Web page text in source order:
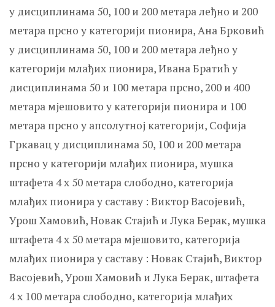
у дисциплинама 50, 100 и 200 метара леђно и 200
метара прсно у категорији пионира, Ана Брковић
у дисциплинама 50, 100 и 200 метара леђно у
категорији млађих пионира, Ивана Братић у
дисциплинама 50 и 100 метара прсно, 200 и 400
метара мјешовито у категорији пионира и 100
метара прсно у апсолутној категорији, Софија
Гркавац у дисциплинама 50, 100 и 200 метара
прсно у категорији млађих пионира, мушка
штафета 4 x 50 метара слободно, категорија
млађих пионира у саставу : Виктор Васојевић,
Урош Хамовић, Новак Стајић и Лука Берак, мушка
штафета 4 x 50 метара мјешовито, категорија
млађих пионира у саставу : Новак Стајић, Виктор
Васојевић, Урош Хамовић и Лука Берак, штафета
4 x 100 метара слободно, категорија млађих